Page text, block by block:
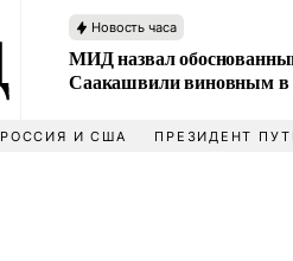
Новость часа
МИД назвал
Саакашвили виновным в
РОССИЯ И США ПРЕЗИДЕНТ